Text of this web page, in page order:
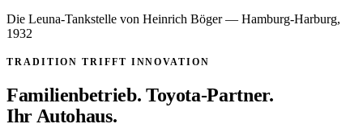
Die Leuna-Tankstelle von Heinrich Böger — Hamburg-Harburg,
1932
TRADITION TRIFFT INNOVATION
Familienbetrieb. Toyota-Partner.
Ihr Autohaus.